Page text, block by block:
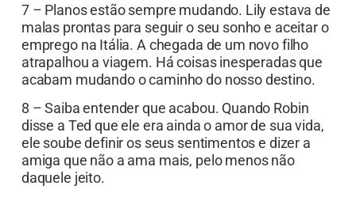
7 – Planos estão sempre mudando. Lily estava de
malas prontas para seguir o seu sonho e aceitar o
emprego na Itália. A chegada de um novo filho
atrapalhou a viagem. Há coisas inesperadas que
acabam mudando o caminho do nosso destino.
8 – Saiba entender que acabou. Quando Robin
disse a Ted que ele era ainda o amor de sua vida,
ele soube definir os seus sentimentos e dizer a
amiga que não a ama mais, pelo menos não
daquele jeito.